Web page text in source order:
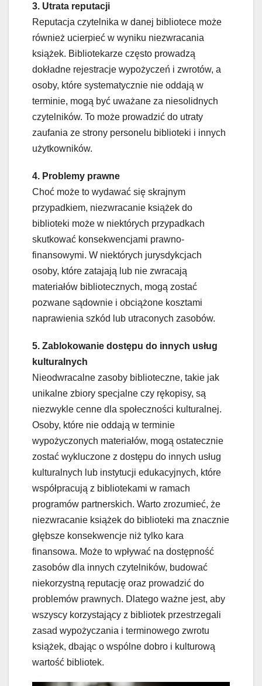
3. Utrata reputacji
Reputacja czytelnika w danej bibliotece może
również ucierpieć w wyniku niezwracania
książek. Bibliotekarze często prowadzą
dokładne rejestracje wypożyczeń i zwrotów, a
osoby, które systematycznie nie oddają w
terminie, mogą być uważane za niesolidnych
czytelników. To może prowadzić do utraty
zaufania ze strony personelu biblioteki i innych
użytkowników.
4. Problemy prawne
Choć może to wydawać się skrajnym
przypadkiem, niezwracanie książek do
biblioteki może w niektórych przypadkach
skutkować konsekwencjami prawno-
finansowymi. W niektórych jurysdykcjach
osoby, które zatajają lub nie zwracają
materiałów bibliotecznych, mogą zostać
pozwane sądownie i obciążone kosztami
naprawienia szkód lub utraconych zasobów.
5. Zablokowanie dostępu do innych usług
kulturalnych
Nieodwracalne zasoby biblioteczne, takie jak
unikalne zbiory specjalne czy rękopisy, są
niezwykle cenne dla społeczności kulturalnej.
Osoby, które nie oddają w terminie
wypożyczonych materiałów, mogą ostatecznie
zostać wykluczone z dostępu do innych usług
kulturalnych lub instytucji edukacyjnych, które
współpracują z bibliotekami w ramach
programów partnerskich. Warto zrozumieć, że
niezwracanie książek do biblioteki ma znacznie
głębsze konsekwencje niż tylko kara
finansowa. Może to wpływać na dostępność
zasobów dla innych czytelników, budować
niekorzystną reputację oraz prowadzić do
problemów prawnych. Dlatego ważne jest, aby
wszyscy korzystający z bibliotek przestrzegali
zasad wypożyczania i terminowego zwrotu
książek, dbając o wspólne dobro i kulturową
wartość bibliotek.